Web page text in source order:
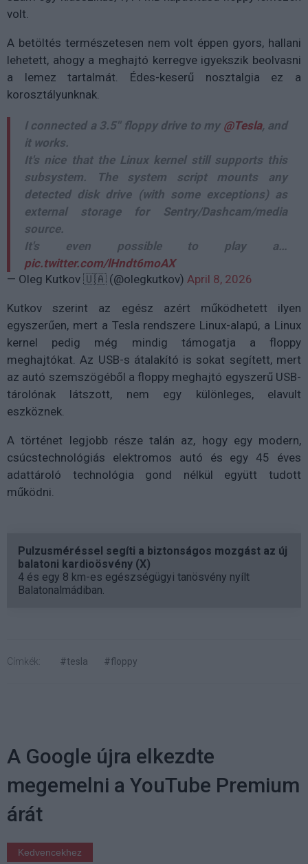
volt.
A betöltés természetesen nem volt éppen gyors, hallani
lehetett, ahogy a meghajtó kerregve igyekszik beolvasni
a lemez tartalmát. Édes-keserű nosztalgia ez a
korosztályunknak.
I connected a 3.5'' floppy drive to my @Tesla, and
it works.
It's nice that the Linux kernel still supports this
subsystem. The system script mounts any
detected disk drive (with some exceptions) as
external storage for Sentry/Dashcam/media
source.
It's even possible to play a…
pic.twitter.com/lHndt6moAX
— Oleg Kutkov 🇺🇦 (@olegkutkov) April 8, 2026
Kutkov szerint az egész azért működhetett ilyen
egyszerűen, mert a Tesla rendszere Linux-alapú, a Linux
kernel pedig még mindig támogatja a floppy
meghajtókat. Az USB-s átalakító is sokat segített, mert
az autó szemszögéből a floppy meghajtó egyszerű USB-
tárolónak látszott, nem egy különleges, elavult
eszköznek.
A történet legjobb része talán az, hogy egy modern,
csúcstechnológiás elektromos autó és egy 45 éves
adattároló technológia gond nélkül együtt tudott
működni.
Pulzusméréssel segíti a biztonságos mozgást az új
balatoni kardioösvény (X)
4 és egy 8 km-es egészségügyi tanösvény nyílt
Balatonalmádiban.
Címkék: #tesla #floppy
A Google újra elkezdte
megemelni a YouTube Premium
árát
Kedvencekhez